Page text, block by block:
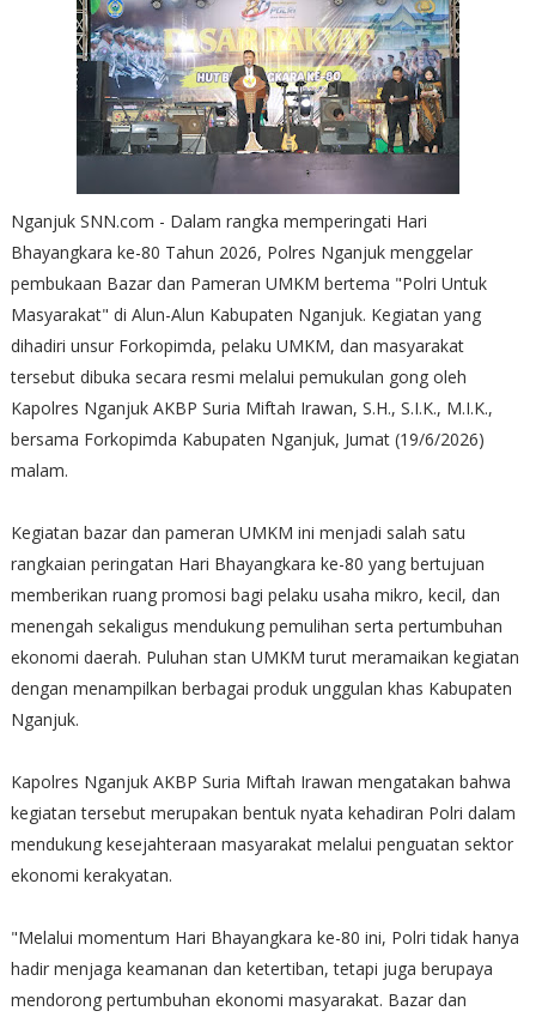
Nganjuk SNN.com - Dalam rangka memperingati Hari
Bhayangkara ke-80 Tahun 2026, Polres Nganjuk menggelar
pembukaan Bazar dan Pameran UMKM bertema "Polri Untuk
Masyarakat" di Alun-Alun Kabupaten Nganjuk. Kegiatan yang
dihadiri unsur Forkopimda, pelaku UMKM, dan masyarakat
tersebut dibuka secara resmi melalui pemukulan gong oleh
Kapolres Nganjuk AKBP Suria Miftah Irawan, S.H., S.I.K., M.I.K.,
bersama Forkopimda Kabupaten Nganjuk, Jumat (19/6/2026)
malam.
Kegiatan bazar dan pameran UMKM ini menjadi salah satu
rangkaian peringatan Hari Bhayangkara ke-80 yang bertujuan
memberikan ruang promosi bagi pelaku usaha mikro, kecil, dan
menengah sekaligus mendukung pemulihan serta pertumbuhan
ekonomi daerah. Puluhan stan UMKM turut meramaikan kegiatan
dengan menampilkan berbagai produk unggulan khas Kabupaten
Nganjuk.
Kapolres Nganjuk AKBP Suria Miftah Irawan mengatakan bahwa
kegiatan tersebut merupakan bentuk nyata kehadiran Polri dalam
mendukung kesejahteraan masyarakat melalui penguatan sektor
ekonomi kerakyatan.
"Melalui momentum Hari Bhayangkara ke-80 ini, Polri tidak hanya
hadir menjaga keamanan dan ketertiban, tetapi juga berupaya
mendorong pertumbuhan ekonomi masyarakat. Bazar dan